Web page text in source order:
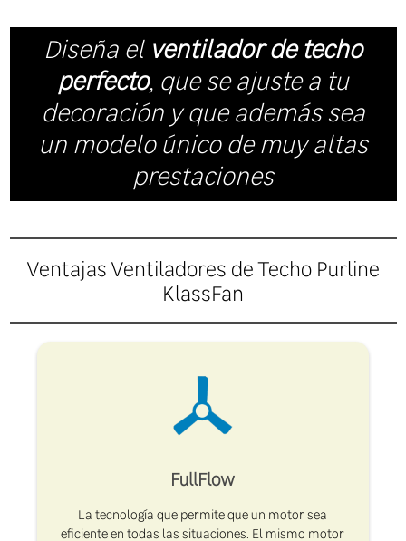
Diseña el ventilador de techo
perfecto, que se ajuste a tu
decoración y que además sea
un modelo único de muy altas
prestaciones
Ventajas Ventiladores de Techo Purline
KlassFan
FullFlow
La tecnología que permite que un motor sea
eficiente en todas las situaciones. El mismo motor